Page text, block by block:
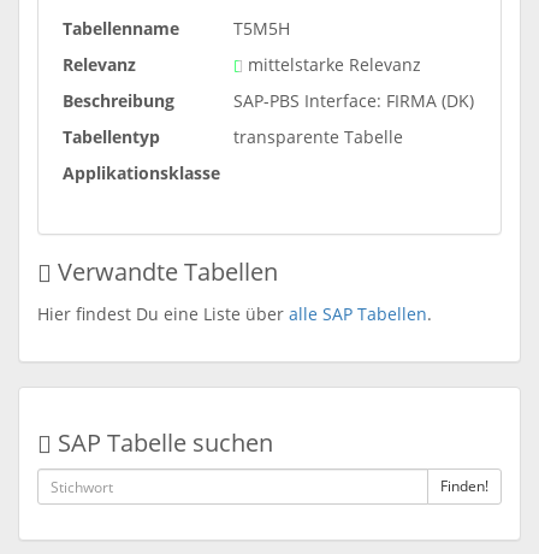
Tabellenname
T5M5H
Relevanz
mittelstarke Relevanz
Beschreibung
SAP-PBS Interface: FIRMA (DK)
Tabellentyp
transparente Tabelle
Applikationsklasse
Verwandte Tabellen
Hier findest Du eine Liste über alle SAP Tabellen.
SAP Tabelle suchen
Finden!